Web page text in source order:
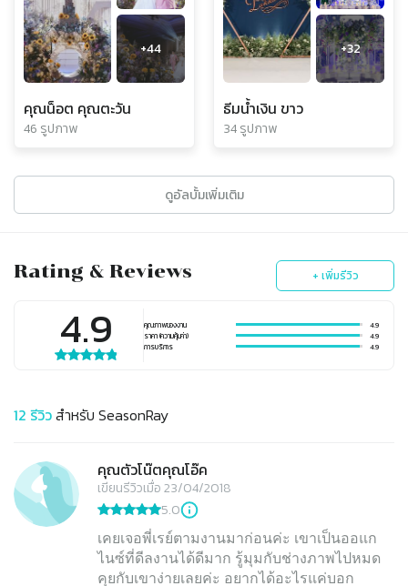
+44
คุณน็อต คุณตะวัน
46 รูปภาพ
+32
ธีมน้ำเงิน ขาว
34 รูปภาพ
ดูอัลบั้มเพิ่มเติม
Rating & Reviews + เพิ่มรีวิว
4.9 คุณภาพของงาน
4.9
ราคา (ความคุ้มค่า)
4.9
การบริการ
4.9
12 รีวิวสำหรับ SeasonRay
คุณตัวโน๊ตคุณโอ๊ค
เขียนรีวิวเมื่อ 23/04/2018
5.0
เคยเจอพี่เรย์ตามงานมาก่อนค่ะ เขาเป็นออแก
ไนซ์ที่ดีลงานได้ดีมาก รู้มุมกับช่างภาพไปหมด
คุยกับเขาง่ายเลยค่ะ อยากได้อะไรแค่บอก